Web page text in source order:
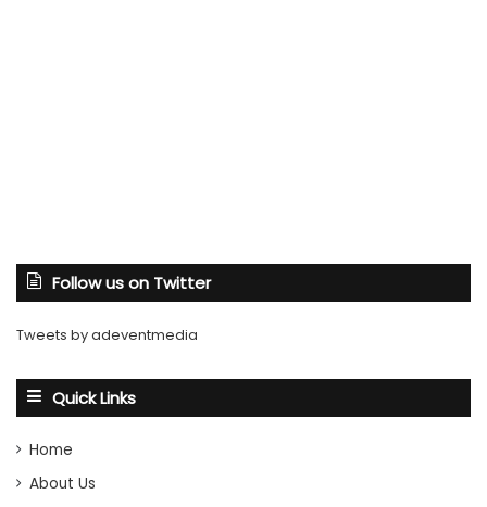
Follow us on Twitter
Tweets by adeventmedia
Quick Links
Home
About Us